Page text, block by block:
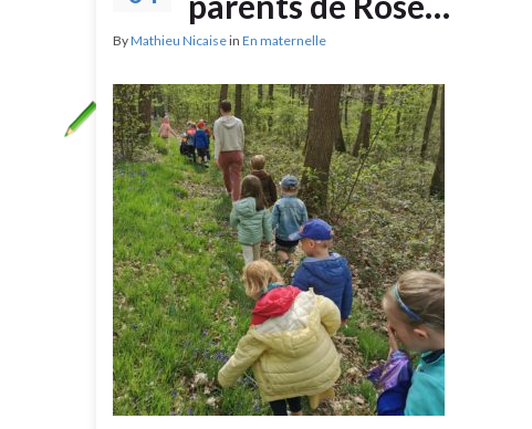
ByMathieu Nicaisein En maternelle